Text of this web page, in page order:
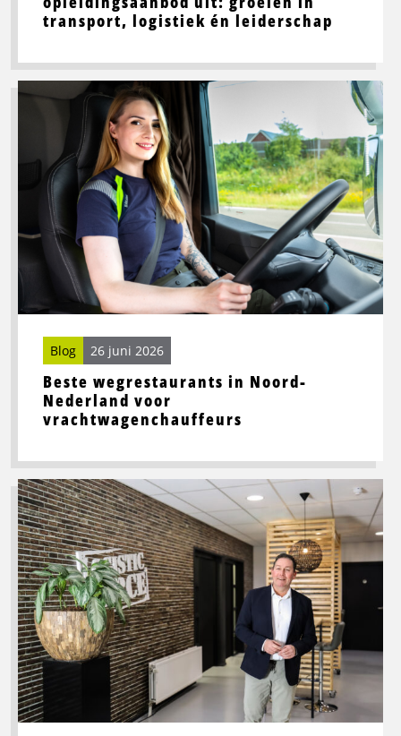
transport, logistiek én leiderschap
Beste wegrestaurants in Noord-
Nederland voor
vrachtwagenchauffeurs
Blog 26 juni 2026
Lees
Beste
wegrestaurants
Noord-
Nederland
voor
vrachtwagenchauffeurs
Lees
meer
over
Toekomstbestendige
logistiek
vraagt
om
slimme
processen
én
sterke
mensen